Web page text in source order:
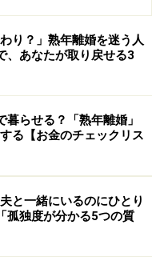
り？」熟年離婚を迷う人
あなたが取り戻せる3
らせる？「熟年離婚」
る【お金のチェックリス
と一緒にいるのにひとり
独度が分かる5つの質